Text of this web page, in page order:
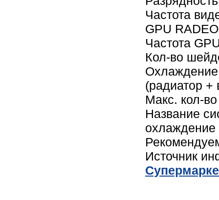
Частота
GPU
Частота
Кол-во
Охлаждение
(радиатор +
Макс. кол-
Название
охлаждение
Источник